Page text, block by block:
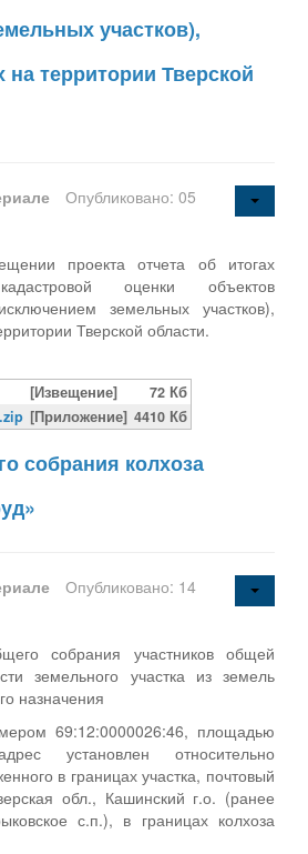
участков),
территории Тверской
Опубликовано: 05
проекта отчета об итогах
оценки объектов
земельных участков),
Тверской области.
[Извещение]
72 Кб
[Приложение] 4410 Кб
собрания колхоза
Опубликовано: 14
собрания участников общей
земельного участка из земель
назначения
69:12:0000026:46, площадью
установлен относительно
в границах участка, почтовый
обл., Кашинский г.о. (ранее
с.п.), в границах колхоза